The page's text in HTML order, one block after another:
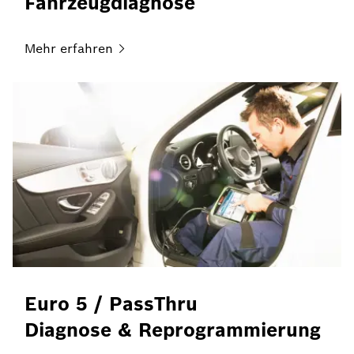
Mehr erfahren
Euro 5 / PassThru
Diagnose & Reprogrammierung